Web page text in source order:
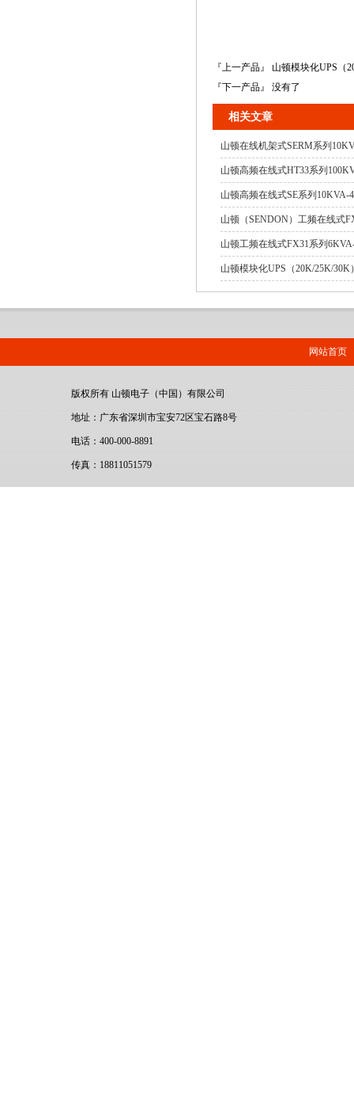
『上一产品』 山顿模块化UPS（
『下一产品』 没有了
相关文章
山顿在线机架式SERM系列
山顿高频在线式HT33系列
山顿高频在线式SE系列10KVA-
山顿（SENDON）工频在线式
山顿工频在线式FX31系列
山顿模块化UPS（20K/25K/
网站首页
版权所有 山顿电子（中国）有限公司
地址：广东省深圳市宝安72区宝石路8号
电话：400-000-8891
传真：18811051579